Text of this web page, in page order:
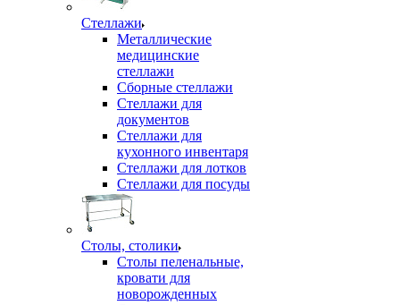
Стеллажи
Металлические
медицинские
стеллажи
Сборные стеллажи
Стеллажи для
документов
Стеллажи для
кухонного инвентаря
Стеллажи для лотков
Стеллажи для посуды
Столы, столики
Столы пеленальные,
кровати для
новорожденных